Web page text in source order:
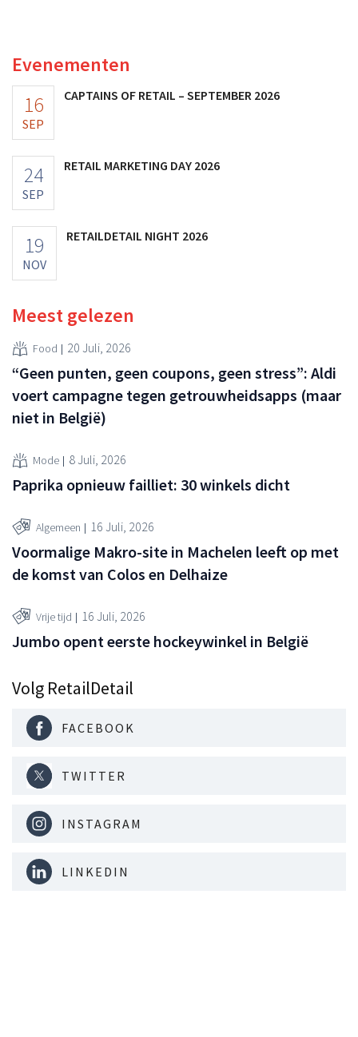
Evenementen
16
SEP
CAPTAINS OF RETAIL – SEPTEMBER 2026
24
SEP
RETAIL MARKETING DAY 2026
19
NOV
RETAILDETAIL NIGHT 2026
Meest gelezen
Food 20 Juli, 2026
“Geen punten, geen coupons, geen stress”: Aldi
voert campagne tegen getrouwheidsapps (maar
niet in België)
Mode 8 Juli, 2026
Paprika opnieuw failliet: 30 winkels dicht
Algemeen 16 Juli, 2026
Voormalige Makro-site in Machelen leeft op met
de komst van Colos en Delhaize
Vrije tijd 16 Juli, 2026
Jumbo opent eerste hockeywinkel in België
Volg RetailDetail
FACEBOOK
TWITTER
INSTAGRAM
LINKEDIN